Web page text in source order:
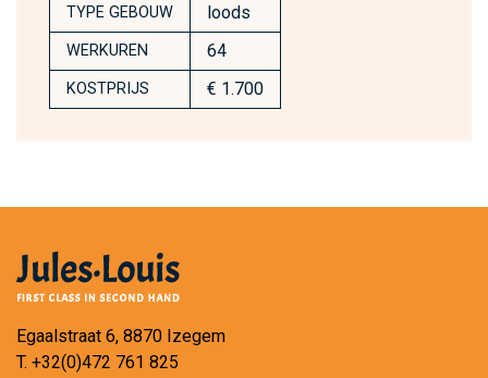
TYPE GEBOUW loods
WERKUREN 64
KOSTPRIJS € 1.700
Egaalstraat 6, 8870 Izegem
T. +32(0)472 761 825